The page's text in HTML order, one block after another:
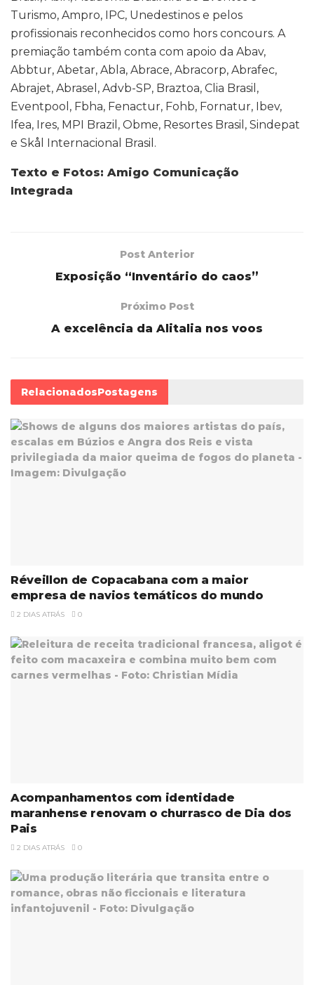
Turismo, Ampro, IPC, Unedestinos e pelos
profissionais reconhecidos como hors concours. A
premiação também conta com apoio da Abav,
Abbtur, Abetar, Abla, Abrace, Abracorp, Abrafec,
Abrajet, Abrasel, Advb-SP, Braztoa, Clia Brasil,
Eventpool, Fbha, Fenactur, Fohb, Fornatur, Ibev,
Ifea, Ires, MPI Brazil, Obme, Resortes Brasil, Sindepat
e Skål Internacional Brasil.
Texto e Fotos: Amigo Comunicação
Integrada
Post Anterior
Exposição “Inventário do caos”
Próximo Post
A excelência da Alitalia nos voos
RelacionadosPostagens
Réveillon de Copacabana com a maior
empresa de navios temáticos do mundo
2 DIAS ATRÁS 0
Acompanhamentos com identidade
maranhense renovam o churrasco de Dia dos
Pais
2 DIAS ATRÁS 0